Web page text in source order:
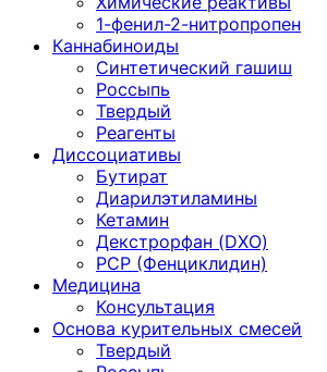
1-фенил-2-нитропропен
Каннабиноиды
Синтетический гашиш
Россыпь
Твердый
Реагенты
Диссоциативы
Бутират
Диарилэтиламины
Кетамин
Декстрорфан (DXO)
PCP (Фенциклидин)
Медицина
Консультация
Основа курительных смесей
Твердый